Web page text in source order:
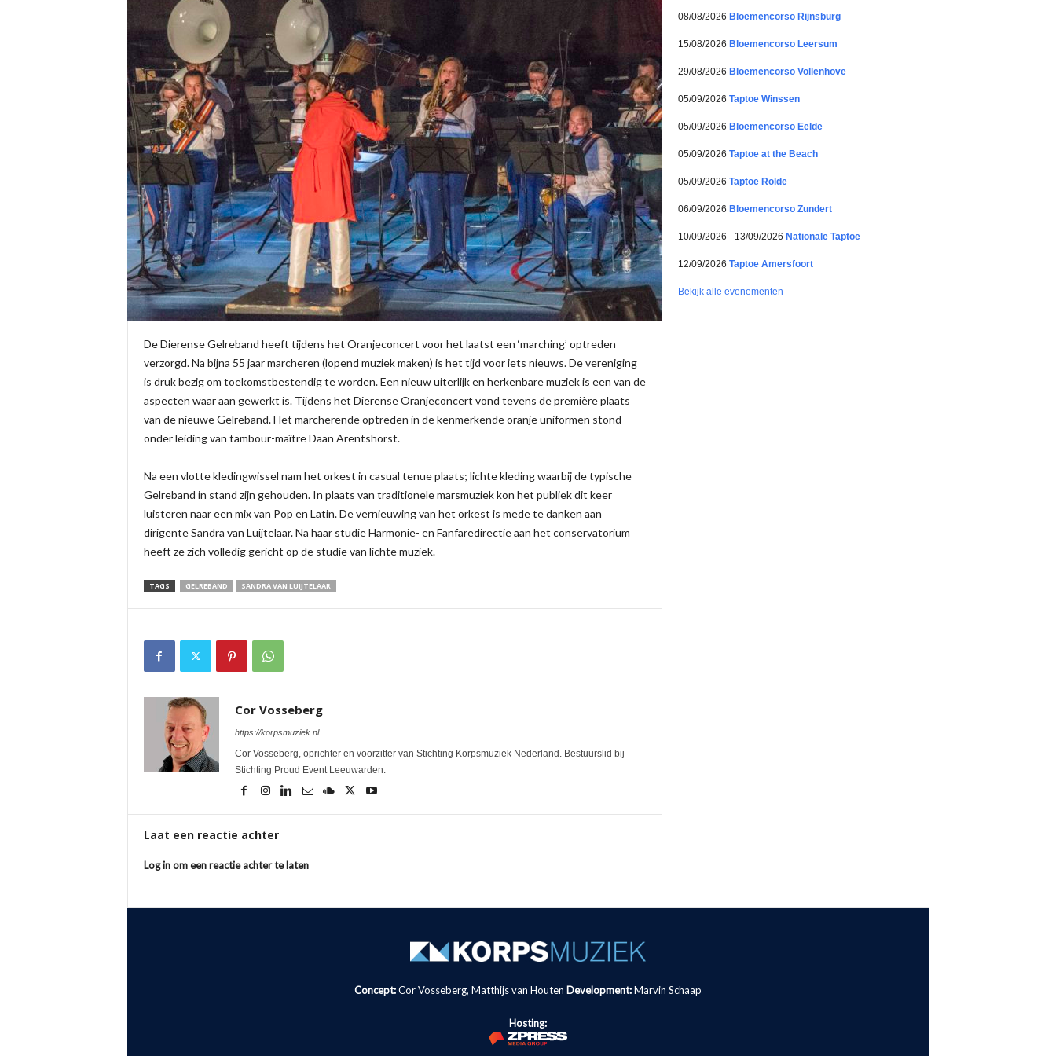
De Dierense Gelreband heeft tijdens het Oranjeconcert voor het laatst een ‘marching’ optreden
verzorgd. Na bijna 55 jaar marcheren (lopend muziek maken) is het tijd voor iets nieuws. De vereniging
is druk bezig om toekomstbestendig te worden. Een nieuw uiterlijk en herkenbare muziek is een van de
aspecten waar aan gewerkt is. Tijdens het Dierense Oranjeconcert vond tevens de première plaats
van de nieuwe Gelreband. Het marcherende optreden in de kenmerkende oranje uniformen stond
onder leiding van tambour-maître Daan Arentshorst.
Na een vlotte kledingwissel nam het orkest in casual tenue plaats; lichte kleding waarbij de typische
Gelreband in stand zijn gehouden. In plaats van traditionele marsmuziek kon het publiek dit keer
luisteren naar een mix van Pop en Latin. De vernieuwing van het orkest is mede te danken aan
dirigente Sandra van Luijtelaar. Na haar studie Harmonie- en Fanfaredirectie aan het conservatorium
heeft ze zich volledig gericht op de studie van lichte muziek.
TAGS GELREBAND SANDRA VAN LUIJTELAAR
Cor Vosseberg
https://korpsmuziek.nl
Cor Vosseberg, oprichter en voorzitter van Stichting Korpsmuziek Nederland. Bestuurslid bij
Stichting Proud Event Leeuwarden.
Laat een reactie achter
Log in om een reactie achter te laten
08/08/2026 Bloemencorso Rijnsburg
15/08/2026 Bloemencorso Leersum
29/08/2026 Bloemencorso Vollenhove
05/09/2026 Taptoe Winssen
05/09/2026 Bloemencorso Eelde
05/09/2026 Taptoe at the Beach
05/09/2026 Taptoe Rolde
06/09/2026 Bloemencorso Zundert
10/09/2026 - 13/09/2026 Nationale Taptoe
12/09/2026 Taptoe Amersfoort
Bekijk alle evenementen
Concept:Cor Vosseberg, Matthijs van Houten Development:Marvin Schaap
Hosting: